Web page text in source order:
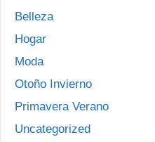
Belleza
Hogar
Moda
Otoño Invierno
Primavera Verano
Uncategorized